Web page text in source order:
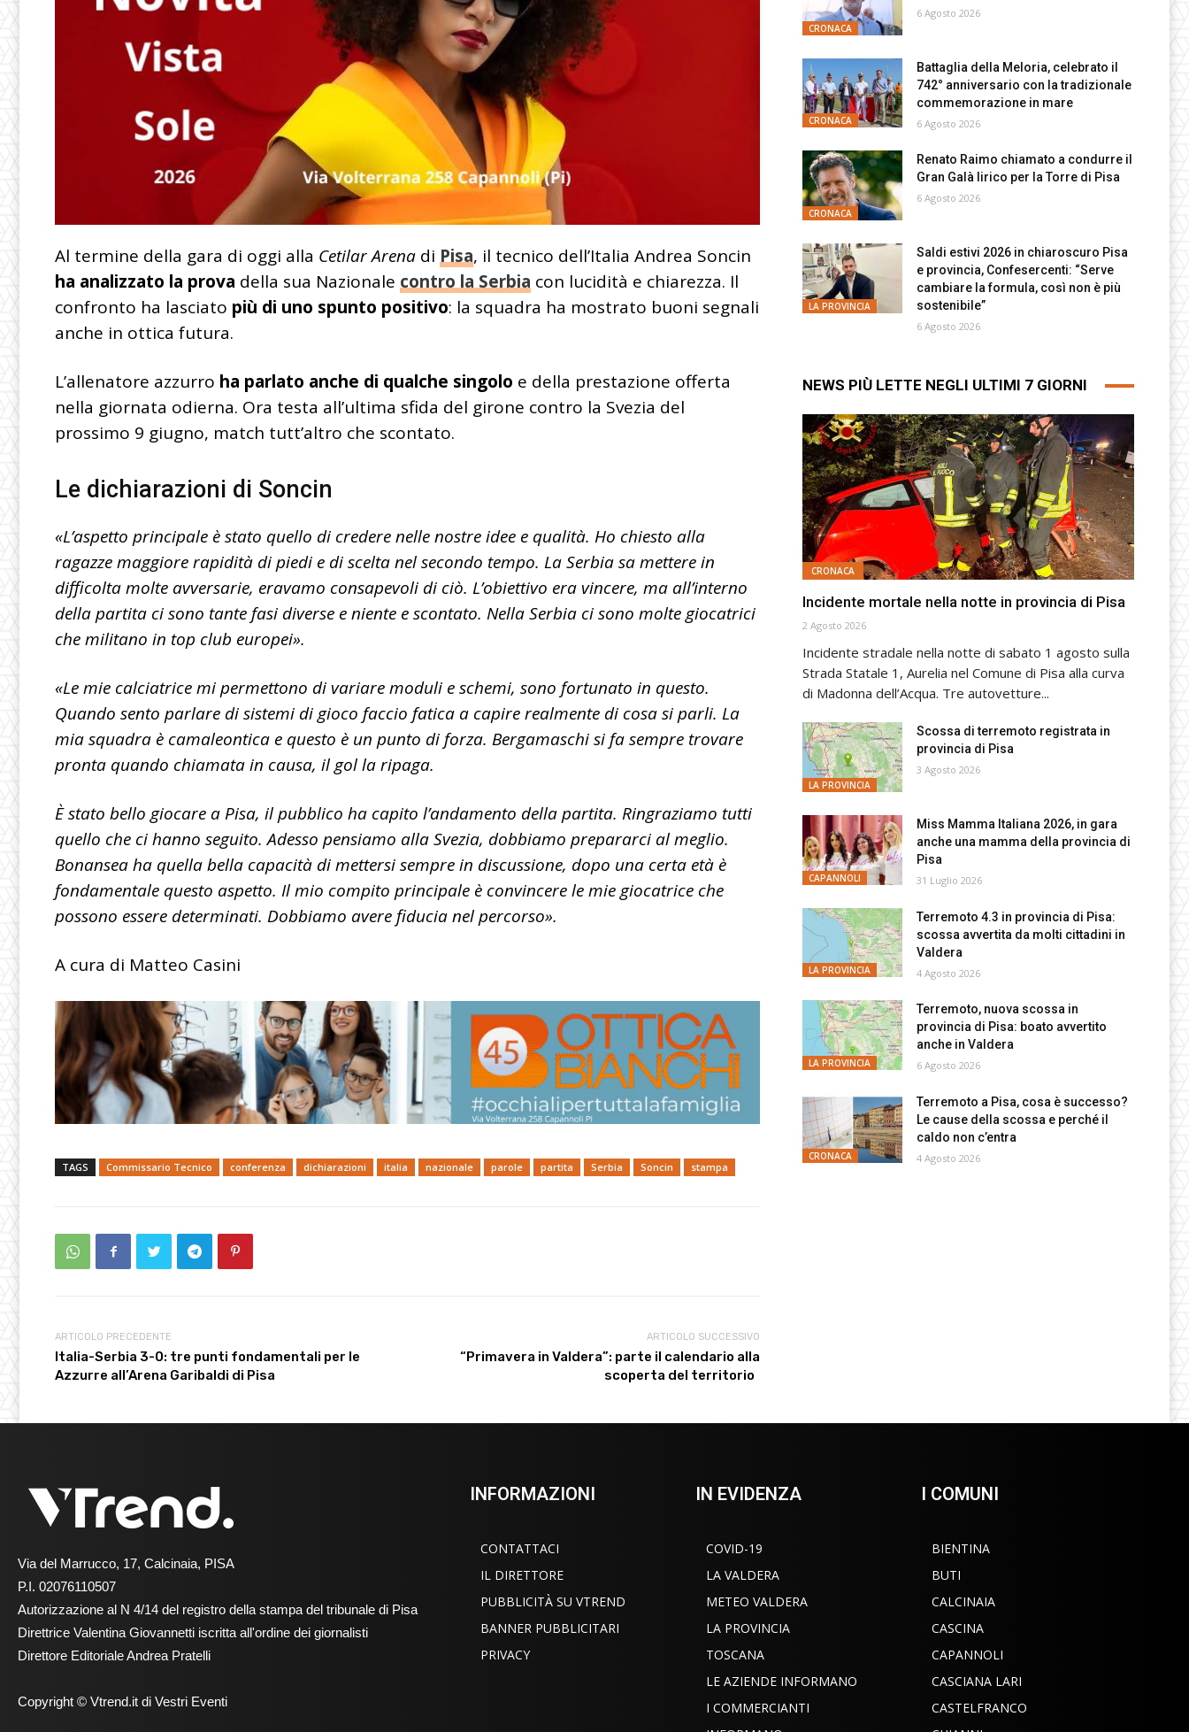
Al termine della gara di oggi alla Cetilar Arena di Pisa, il tecnico dell’Italia Andrea Soncin
ha analizzato la prova della sua Nazionale contro la Serbia con lucidità e chiarezza. Il
confronto ha lasciato più di uno spunto positivo: la squadra ha mostrato buoni segnali
anche in ottica futura.
L’allenatore azzurro ha parlato anche di qualche singolo e della prestazione offerta
nella giornata odierna. Ora testa all’ultima sfida del girone contro la Svezia del
prossimo 9 giugno, match tutt’altro che scontato.
Le dichiarazioni di Soncin
«L’aspetto principale è stato quello di credere nelle nostre idee e qualità. Ho chiesto alla
ragazze maggiore rapidità di piedi e di scelta nel secondo tempo. La Serbia sa mettere in
difficolta molte avversarie, eravamo consapevoli di ciò. L’obiettivo era vincere, ma all’interno
della partita ci sono tante fasi diverse e niente e scontato. Nella Serbia ci sono molte giocatrici
che militano in top club europei».
«Le mie calciatrice mi permettono di variare moduli e schemi, sono fortunato in questo.
Quando sento parlare di sistemi di gioco faccio fatica a capire realmente di cosa si parli. La
mia squadra è camaleontica e questo è un punto di forza. Bergamaschi si fa sempre trovare
pronta quando chiamata in causa, il gol la ripaga.
È stato bello giocare a Pisa, il pubblico ha capito l’andamento della partita. Ringraziamo tutti
quello che ci hanno seguito. Adesso pensiamo alla Svezia, dobbiamo prepararci al meglio.
Bonansea ha quella bella capacità di mettersi sempre in discussione, dopo una certa età è
fondamentale questo aspetto. Il mio compito principale è convincere le mie giocatrice che
possono essere determinati. Dobbiamo avere fiducia nel percorso».
A cura di Matteo Casini
TAGS Commissario Tecnico conferenza dichiarazioni italia nazionale parole partita Serbia Soncin stampa
ARTICOLO PRECEDENTE
Italia-Serbia 3-0: tre punti fondamentali per le
Azzurre all’Arena Garibaldi di Pisa
ARTICOLO SUCCESSIVO
“Primavera in Valdera”: parte il calendario alla
scoperta del territorio
CRONACA
6 Agosto 2026
CRONACA
Battaglia della Meloria, celebrato il
742° anniversario con la tradizionale
commemorazione in mare
6 Agosto 2026
CRONACA
Renato Raimo chiamato a condurre il
Gran Galà lirico per la Torre di Pisa
6 Agosto 2026
LA PROVINCIA
Saldi estivi 2026 in chiaroscuro Pisa
e provincia, Confesercenti: “Serve
cambiare la formula, così non è più
sostenibile”
6 Agosto 2026
NEWS PIÙ LETTE NEGLI ULTIMI 7 GIORNI
CRONACA
Incidente mortale nella notte in provincia di Pisa
2 Agosto 2026
Incidente stradale nella notte di sabato 1 agosto sulla
Strada Statale 1, Aurelia nel Comune di Pisa alla curva
di Madonna dell’Acqua. Tre autovetture...
LA PROVINCIA
Scossa di terremoto registrata in
provincia di Pisa
3 Agosto 2026
CAPANNOLI
Miss Mamma Italiana 2026, in gara
anche una mamma della provincia di
Pisa
31 Luglio 2026
LA PROVINCIA
Terremoto 4.3 in provincia di Pisa:
scossa avvertita da molti cittadini in
Valdera
4 Agosto 2026
LA PROVINCIA
Terremoto, nuova scossa in
provincia di Pisa: boato avvertito
anche in Valdera
6 Agosto 2026
CRONACA
Terremoto a Pisa, cosa è successo?
Le cause della scossa e perché il
caldo non c’entra
4 Agosto 2026
Via del Marrucco, 17, Calcinaia, PISA
P.I. 02076110507
Autorizzazione al N 4/14 del registro della stampa del tribunale di Pisa
Direttrice Valentina Giovannetti iscritta all'ordine dei giornalisti
Direttore Editoriale Andrea Pratelli
Copyright © Vtrend.it di Vestri Eventi
INFORMAZIONI
CONTATTACI
IL DIRETTORE
PUBBLICITÀ SU VTREND
BANNER PUBBLICITARI
PRIVACY
IN EVIDENZA
COVID-19
LA VALDERA
METEO VALDERA
LA PROVINCIA
TOSCANA
LE AZIENDE INFORMANO
I COMMERCIANTI
I COMUNI
BIENTINA
BUTI
CALCINAIA
CASCINA
CAPANNOLI
CASCIANA LARI
CASTELFRANCO